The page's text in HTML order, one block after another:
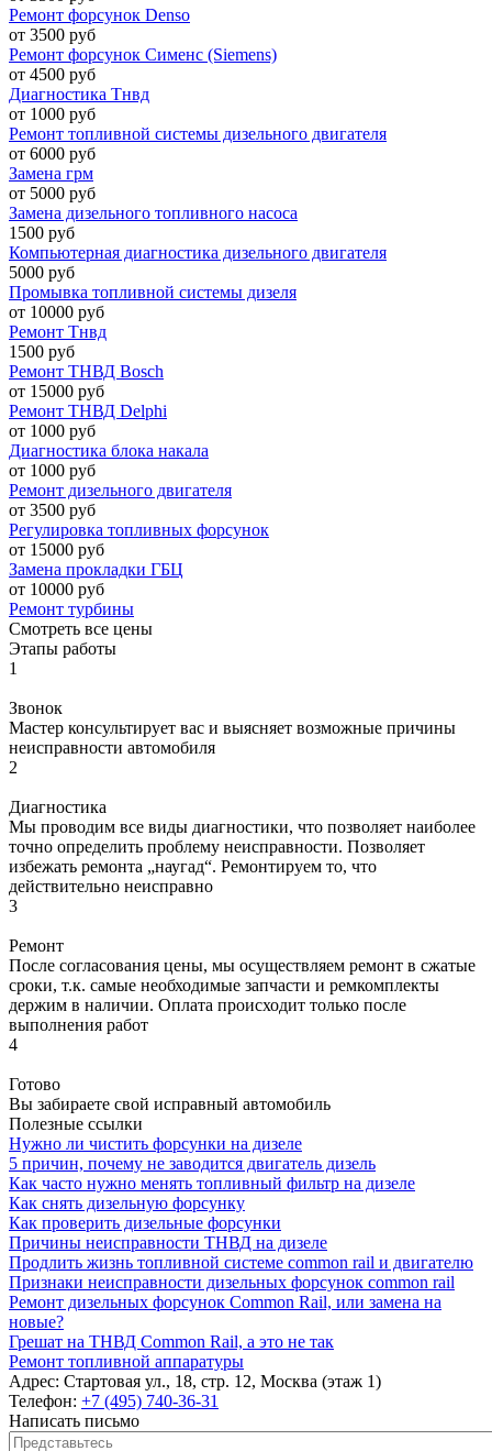
Ремонт форсунок Denso
от 3500 руб
Ремонт форсунок Сименс (Siemens)
от 4500 руб
Диагностика Тнвд
от 1000 руб
Ремонт топливной системы дизельного двигателя
от 6000 руб
Замена грм
от 5000 руб
Замена дизельного топливного насоса
1500 руб
Компьютерная диагностика дизельного двигателя
5000 руб
Промывка топливной системы дизеля
от 10000 руб
Ремонт Тнвд
1500 руб
Ремонт ТНВД Bosch
от 15000 руб
Ремонт ТНВД Delphi
от 1000 руб
Диагностика блока накала
от 1000 руб
Ремонт дизельного двигателя
от 3500 руб
Регулировка топливных форсунок
от 15000 руб
Замена прокладки ГБЦ
от 10000 руб
Ремонт турбины
Смотреть все цены
Этапы работы
1
Звонок
Мастер консультирует вас и выясняет возможные причины
неисправности автомобиля
2
Диагностика
Мы проводим все виды диагностики, что позволяет наиболее
точно определить проблему неисправности. Позволяет
избежать ремонта „наугад“. Ремонтируем то, что
действительно неисправно
3
Ремонт
После согласования цены, мы осуществляем ремонт в сжатые
сроки, т.к. самые необходимые запчасти и ремкомплекты
держим в наличии. Оплата происходит только после
выполнения работ
4
Готово
Вы забираете свой исправный автомобиль
Полезные ссылки
Нужно ли чистить форсунки на дизеле
5 причин, почему не заводится двигатель дизель
Как часто нужно менять топливный фильтр на дизеле
Как снять дизельную форсунку
Как проверить дизельные форсунки
Причины неисправности ТНВД на дизеле
Продлить жизнь топливной системе common rail и двигателю
Признаки неисправности дизельных форсунок common rail
Ремонт дизельных форсунок Common Rail, или замена на
новые?
Грешат на ТНВД Common Rail, а это не так
Ремонт топливной аппаратуры
Адрес: Стартовая ул., 18, стр. 12, Москва (этаж 1)
Телефон: +7 (495) 740-36-31
Написать письмо
Представьтесь